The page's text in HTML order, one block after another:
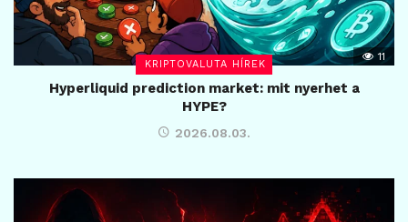
KRIPTOVALUTA HÍREK
11
Hyperliquid prediction market: mit nyerhet a
HYPE?
2026.08.03.